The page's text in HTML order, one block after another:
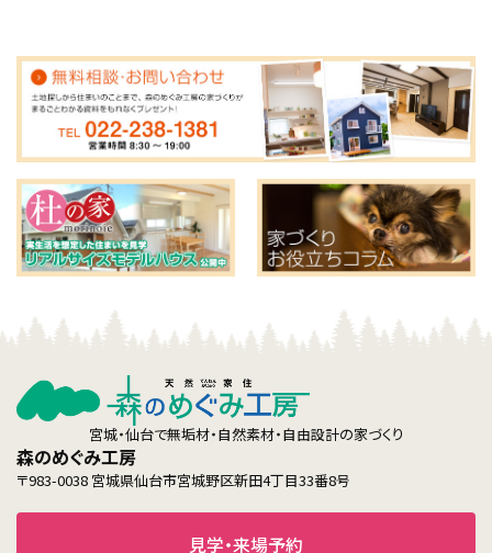
宮城・仙台で無垢材・自然素材・自由設計の家づくり
森のめぐみ工房
〒983-0038 宮城県仙台市宮城野区新田4丁目33番8号
見学・来場予約